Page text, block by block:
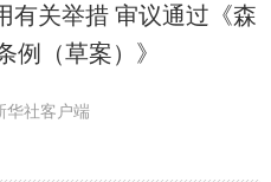
有关举措 审议通过《森
例（草案）》
华社客户端